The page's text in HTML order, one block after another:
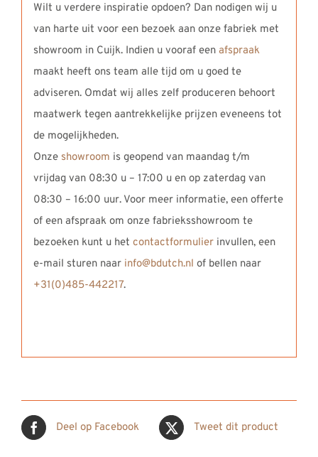
Wilt u verdere inspiratie opdoen? Dan nodigen wij u
van harte uit voor een bezoek aan onze fabriek met
showroom in Cuijk. Indien u vooraf een afspraak
maakt heeft ons team alle tijd om u goed te
adviseren. Omdat wij alles zelf produceren behoort
maatwerk tegen aantrekkelijke prijzen eveneens tot
de mogelijkheden.
Onze showroom is geopend van maandag t/m
vrijdag van 08:30 u – 17:00 u en op zaterdag van
08:30 – 16:00 uur. Voor meer informatie, een offerte
of een afspraak om onze fabrieksshowroom te
bezoeken kunt u het contactformulierinvullen, een
e-mail sturen naar info@bdutch.nl of bellen naar
+31(0)485-442217.
Deel op Facebook Tweet dit product